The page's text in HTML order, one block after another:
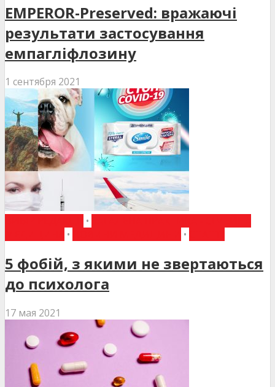
EMPEROR-Preserved: вражаючі
результати застосування
емпагліфлозину
1 сентября 2021
•
• •
5 фобій, з якими не звертаються
до психолога
17 мая 2021